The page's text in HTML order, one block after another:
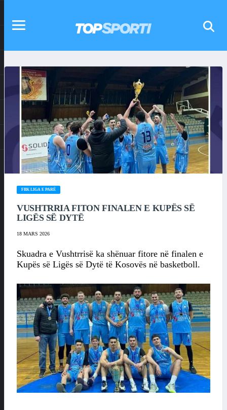
FBK LIGA E PARË
VUSHTRRIA FITON FINALEN E KUPËS SË
LIGËS SË DYTË
18 MARS 2026
Skuadra e Vushtrrisë ka shënuar fitore në finalen e
Kupës së Ligës së Dytë të Kosovës në basketboll.